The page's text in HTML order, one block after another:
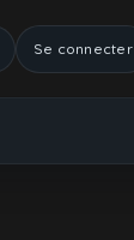
Se connecter